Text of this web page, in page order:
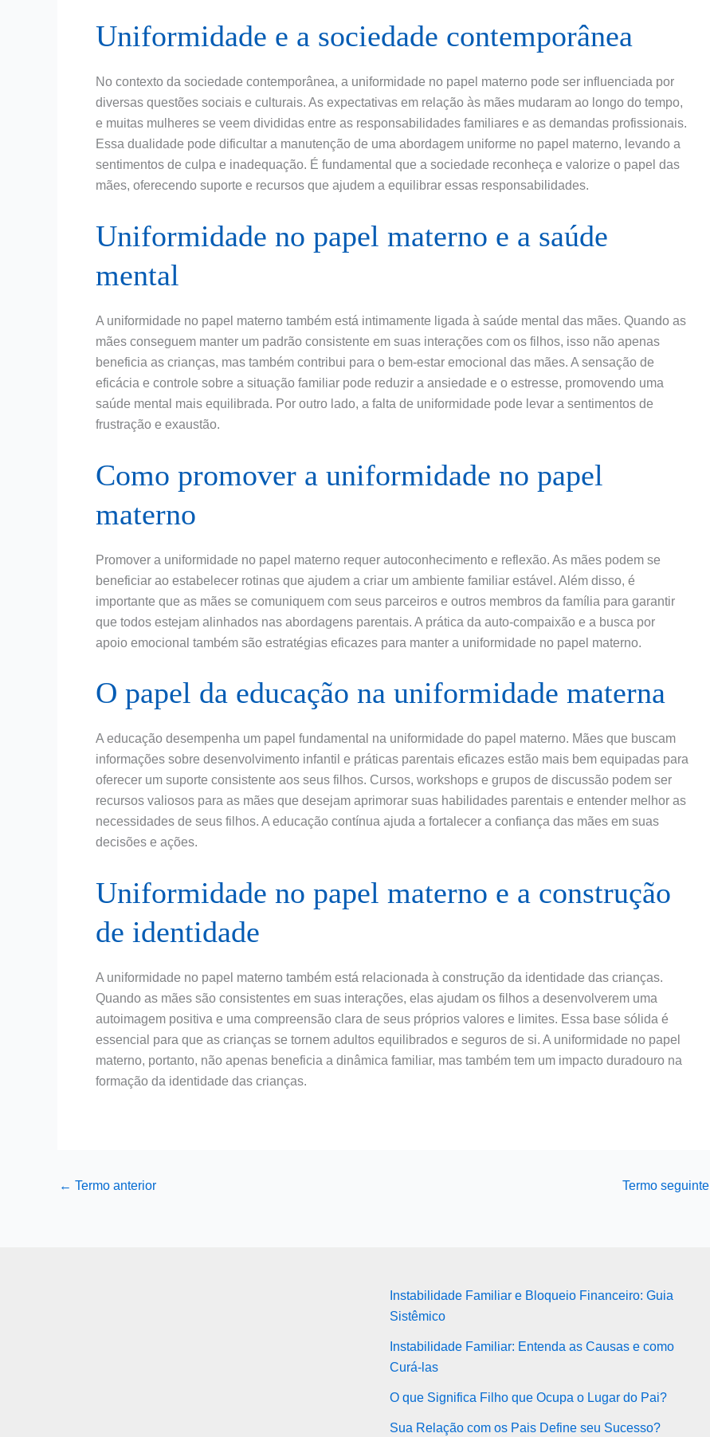
Uniformidade e a sociedade contemporânea
No contexto da sociedade contemporânea, a uniformidade no papel materno pode ser influenciada por
diversas questões sociais e culturais. As expectativas em relação às mães mudaram ao longo do tempo,
e muitas mulheres se veem divididas entre as responsabilidades familiares e as demandas profissionais.
Essa dualidade pode dificultar a manutenção de uma abordagem uniforme no papel materno, levando a
sentimentos de culpa e inadequação. É fundamental que a sociedade reconheça e valorize o papel das
mães, oferecendo suporte e recursos que ajudem a equilibrar essas responsabilidades.
Uniformidade no papel materno e a saúde
mental
A uniformidade no papel materno também está intimamente ligada à saúde mental das mães. Quando as
mães conseguem manter um padrão consistente em suas interações com os filhos, isso não apenas
beneficia as crianças, mas também contribui para o bem-estar emocional das mães. A sensação de
eficácia e controle sobre a situação familiar pode reduzir a ansiedade e o estresse, promovendo uma
saúde mental mais equilibrada. Por outro lado, a falta de uniformidade pode levar a sentimentos de
frustração e exaustão.
Como promover a uniformidade no papel
materno
Promover a uniformidade no papel materno requer autoconhecimento e reflexão. As mães podem se
beneficiar ao estabelecer rotinas que ajudem a criar um ambiente familiar estável. Além disso, é
importante que as mães se comuniquem com seus parceiros e outros membros da família para garantir
que todos estejam alinhados nas abordagens parentais. A prática da auto-compaixão e a busca por
apoio emocional também são estratégias eficazes para manter a uniformidade no papel materno.
O papel da educação na uniformidade materna
A educação desempenha um papel fundamental na uniformidade do papel materno. Mães que buscam
informações sobre desenvolvimento infantil e práticas parentais eficazes estão mais bem equipadas para
oferecer um suporte consistente aos seus filhos. Cursos, workshops e grupos de discussão podem ser
recursos valiosos para as mães que desejam aprimorar suas habilidades parentais e entender melhor as
necessidades de seus filhos. A educação contínua ajuda a fortalecer a confiança das mães em suas
decisões e ações.
Uniformidade no papel materno e a construção
de identidade
A uniformidade no papel materno também está relacionada à construção da identidade das crianças.
Quando as mães são consistentes em suas interações, elas ajudam os filhos a desenvolverem uma
autoimagem positiva e uma compreensão clara de seus próprios valores e limites. Essa base sólida é
essencial para que as crianças se tornem adultos equilibrados e seguros de si. A uniformidade no papel
materno, portanto, não apenas beneficia a dinâmica familiar, mas também tem um impacto duradouro na
formação da identidade das crianças.
← Termo anterior Termo seguinte
Instabilidade Familiar e Bloqueio Financeiro: Guia
Sistêmico
Instabilidade Familiar: Entenda as Causas e como
Curá-las
O que Significa Filho que Ocupa o Lugar do Pai?
Sua Relação com os Pais Define seu Sucesso?